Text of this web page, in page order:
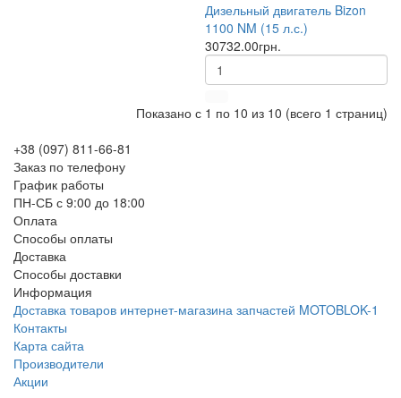
Дизельный двигатель Bizon
1100 NM (15 л.с.)
30732.00грн.
Показано с 1 по 10 из 10 (всего 1 страниц)
+38 (097) 811-66-81
Заказ по телефону
График работы
ПН-СБ с 9:00 до 18:00
Оплата
Способы оплаты
Доставка
Способы доставки
Информация
Доставка товаров интернет-магазина запчастей MOTOBLOK-1
Контакты
Карта сайта
Производители
Акции